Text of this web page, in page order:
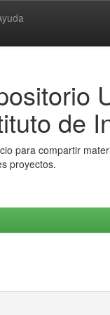
de
para compartir
proyectos.